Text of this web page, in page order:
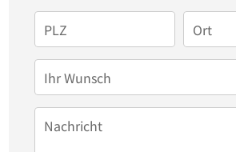
gemütlichen Kamin für eine
edle Atmosphäre und wohlige
Tagen. Das Erdgeschoss öffnet
Außenbereich hin: Eine große,
schützt vor Sonne und
PLZ Ort
Ihr Wunsch
Nachricht